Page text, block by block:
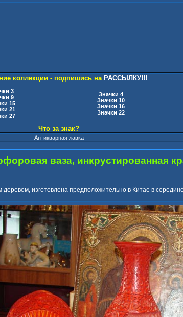
коллекции - подпишись на РАССЫЛКУ!!!
3
9
15
21
27
Значки 4
Значки 10
Значки 16
Значки 22
-
Что за знак?
Антикварная лавка
ваза, инкрустированная
изготовлена предположительно в Китае в